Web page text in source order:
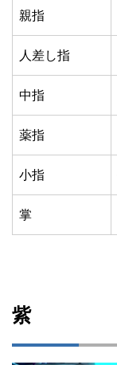
親指
人差し指
中指
薬指
小指
掌
紫